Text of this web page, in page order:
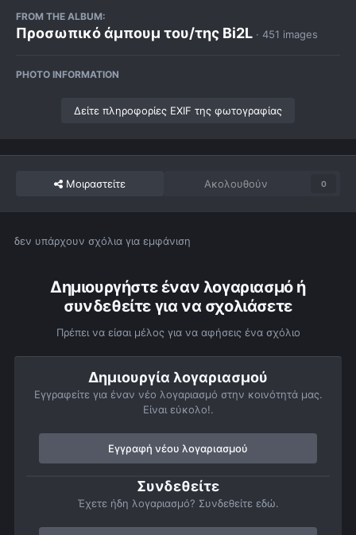
FROM THE ALBUM:
Προσωπικό άμπουμ του/της Bi2L · 451 images
PHOTO INFORMATION
Δείτε πληροφορίες EXIF της φωτογραφίας
Μοιραστείτε Ακολουθούν 0
δεν υπάρχουν σχόλια για εμφάνιση
Δημιουργήστε έναν λογαριασμό ή
συνδεθείτε για να σχολιάσετε
Πρέπει να είσαι μέλος για να αφήσεις ένα σχόλιο
Δημιουργία λογαριασμού
Εγγραφείτε για έναν νέο λογαριασμό στην κοινότητά μας.
Είναι εύκολο!.
Εγγραφή νέου λογαριασμού
Συνδεθείτε
Έχετε ήδη λογαριασμό? Συνδεθείτε εδώ.